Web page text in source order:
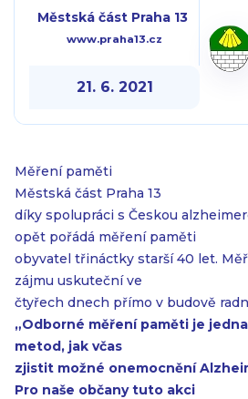
Městská část Praha 13
www.praha13.cz
21. 6. 2021
Měření paměti
Městská část Praha 13
díky spolupráci s Českou
opět pořádá měření paměti
obyvatel třináctky starší 40 let.
zájmu uskuteční ve
čtyřech dnech přímo v budově
„Odborné měření paměti je
metod, jak včas
zjistit možné onemocnění
Pro naše občany tuto akci